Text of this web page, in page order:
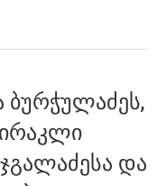
ბურჭულაძეს,
და